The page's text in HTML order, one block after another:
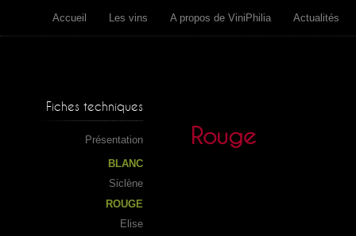
Accueil Les vins A propos de ViniPhilia Actualités
Fiches techniques
Présentation
BLANC
Siclène
ROUGE
Elise
Rouge